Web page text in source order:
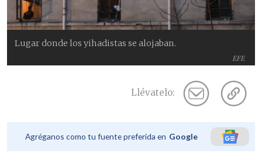
EFE
Lugar donde los yihadistas se alojaban.
Llévatelo:
Agréganos como tu fuente preferida en Google